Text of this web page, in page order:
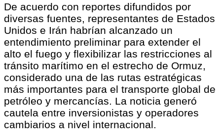
De acuerdo con reportes difundidos por
diversas fuentes, representantes de Estados
Unidos e Irán habrían alcanzado un
entendimiento preliminar para extender el
alto el fuego y flexibilizar las restricciones al
tránsito marítimo en el estrecho de Ormuz,
considerado una de las rutas estratégicas
más importantes para el transporte global de
petróleo y mercancías. La noticia generó
cautela entre inversionistas y operadores
cambiarios a nivel internacional.